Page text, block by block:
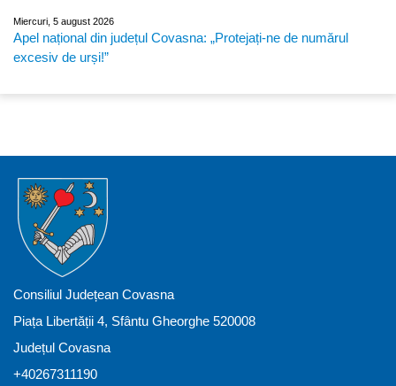
Miercuri, 5 august 2026
Apel național din județul Covasna: „Protejați-ne de numărul
excesiv de urși!”
Consiliul Județean Covasna
Piața Libertății 4, Sfântu Gheorghe 520008
Județul Covasna
+40267311190